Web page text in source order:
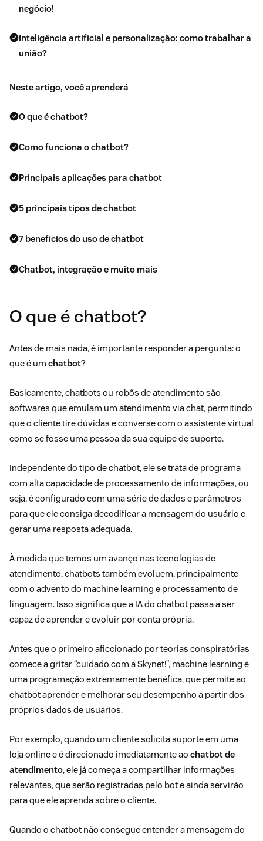
negócio!
Inteligência artificial e personalização: como trabalhar a
união?
Neste artigo, você aprenderá
O que é chatbot?
Como funciona o chatbot?
Principais aplicações para chatbot
5 principais tipos de chatbot
7 benefícios do uso de chatbot
Chatbot, integração e muito mais
O que é chatbot?
Antes de mais nada, é importante responder a pergunta: o
que é um chatbot?
Basicamente, chatbots ou robôs de atendimento são
softwares que emulam um atendimento via chat, permitindo
que o cliente tire dúvidas e converse com o assistente virtual
como se fosse uma pessoa da sua equipe de suporte.
Independente do tipo de chatbot, ele se trata de programa
com alta capacidade de processamento de informações, ou
seja, é configurado com uma série de dados e parâmetros
para que ele consiga decodificar a mensagem do usuário e
gerar uma resposta adequada.
À medida que temos um avanço nas tecnologias de
atendimento, chatbots também evoluem, principalmente
com o advento do machine learning e processamento de
linguagem. Isso significa que a IA do chatbot passa a ser
capaz de aprender e evoluir por conta própria.
Antes que o primeiro aficcionado por teorias conspiratórias
comece a gritar “cuidado com a Skynet!”, machine learning é
uma programação extremamente benéfica, que permite ao
chatbot aprender e melhorar seu desempenho a partir dos
próprios dados de usuários.
Por exemplo, quando um cliente solicita suporte em uma
loja online e é direcionado imediatamente ao chatbot de
atendimento, ele já começa a compartilhar informações
relevantes, que serão registradas pelo bot e ainda servirão
para que ele aprenda sobre o cliente.
Quando o chatbot não consegue entender a mensagem do